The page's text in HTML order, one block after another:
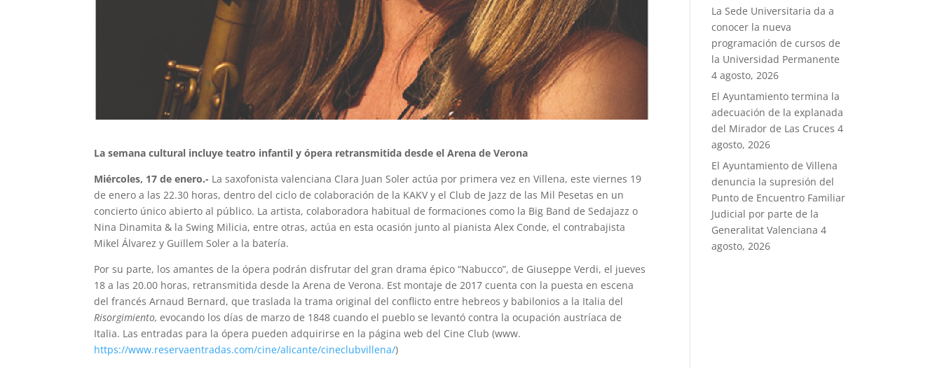
La semana cultural incluye teatro infantil y ópera retransmitida desde el Arena de Verona
Miércoles, 17 de enero.- La saxofonista valenciana Clara Juan Soler actúa por primera vez en Villena, este viernes 19
de enero a las 22.30 horas, dentro del ciclo de colaboración de la KAKV y el Club de Jazz de las Mil Pesetas en un
concierto único abierto al público. La artista, colaboradora habitual de formaciones como la Big Band de Sedajazz o
Nina Dinamita & la Swing Milicia, entre otras, actúa en esta ocasión junto al pianista Alex Conde, el contrabajista
Mikel Álvarez y Guillem Soler a la batería.
Por su parte, los amantes de la ópera podrán disfrutar del gran drama épico “Nabucco”, de Giuseppe Verdi, el jueves
18 a las 20.00 horas, retransmitida desde la Arena de Verona. Est montaje de 2017 cuenta con la puesta en escena
del francés Arnaud Bernard, que traslada la trama original del conflicto entre hebreos y babilonios a la Italia del
Risorgimiento,evocando los días de marzo de 1848 cuando el pueblo se levantó contra la ocupación austríaca de
Italia. Las entradas para la ópera pueden adquirirse en la página web del Cine Club (www.
https://www.reservaentradas.com/cine/alicante/cineclubvillena/)
La Sede Universitaria da a
conocer la nueva
programación de cursos de
la Universidad Permanente
4 agosto, 2026
El Ayuntamiento termina la
adecuación de la explanada
del Mirador de Las Cruces 4
agosto, 2026
El Ayuntamiento de Villena
denuncia la supresión del
Punto de Encuentro Familiar
Judicial por parte de la
Generalitat Valenciana 4
agosto, 2026